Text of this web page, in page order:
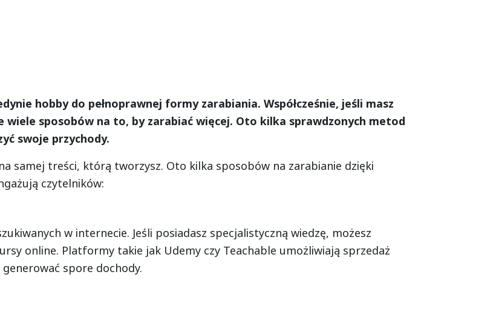
hobby do pełnoprawnej formy zarabiania. Współcześnie, jeśli masz
sposobów na to, by zarabiać więcej. Oto kilka sprawdzonych metod
swoje przychody.
samej treści, którą tworzysz. Oto kilka sposobów na zarabianie dzięki
czytelników:
w internecie. Jeśli posiadasz specjalistyczną wiedzę, możesz
online. Platformy takie jak Udemy czy Teachable umożliwiają sprzedaż
spore dochody.